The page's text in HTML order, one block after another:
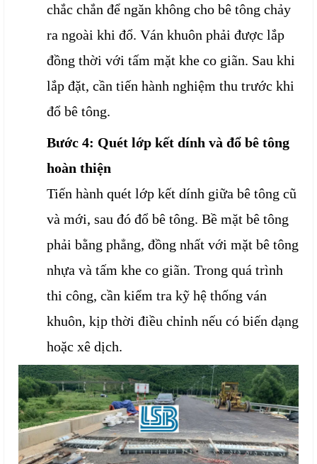
chắc chắn để ngăn không cho bê tông chảy
ra ngoài khi đổ. Ván khuôn phải được lắp
đồng thời với tấm mặt khe co giãn. Sau khi
lắp đặt, cần tiến hành nghiệm thu trước khi
đổ bê tông.
Bước 4: Quét lớp kết dính và đổ bê tông
hoàn thiện
Tiến hành quét lớp kết dính giữa bê tông cũ
và mới, sau đó đổ bê tông. Bề mặt bê tông
phải bằng phẳng, đồng nhất với mặt bê tông
nhựa và tấm khe co giãn. Trong quá trình
thi công, cần kiểm tra kỹ hệ thống ván
khuôn, kịp thời điều chỉnh nếu có biến dạng
hoặc xê dịch.